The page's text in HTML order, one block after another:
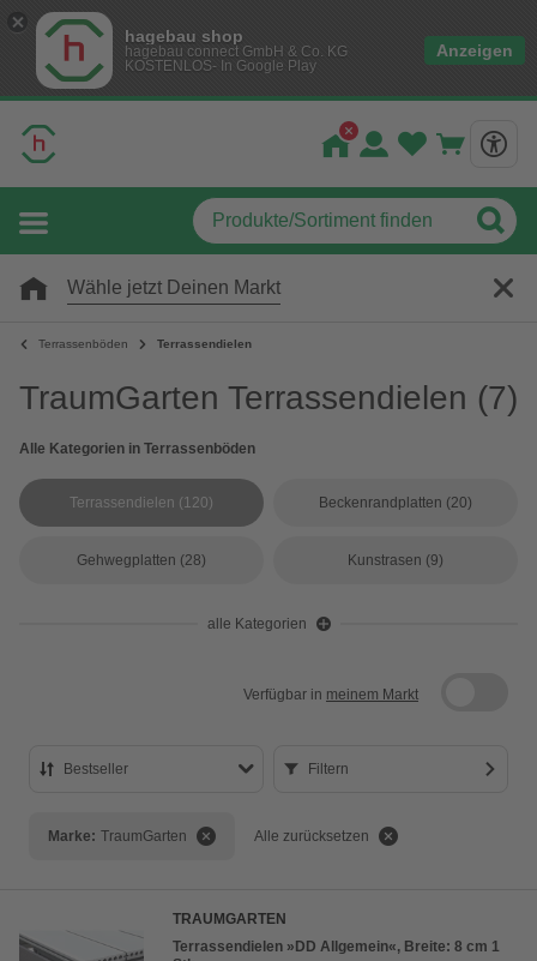
hagebau shop
hagebau connect GmbH & Co. KG
KOSTENLOS- In Google Play
Anzeigen
Wähle jetzt Deinen Markt
Terrassenböden Terrassendielen
TraumGarten Terrassendielen (7)
Alle Kategorien in Terrassenböden
Terrassendielen (120) Beckenrandplatten (20)
Gehwegplatten (28) Kunstrasen (9)
alle Kategorien
Verfügbar in meinem Markt
Bestseller
Bewertung
Filtern
Marke: TraumGarten Alle zurücksetzen
TRAUMGARTEN
Terrassendielen »DD Allgemein«, Breite: 8 cm 1